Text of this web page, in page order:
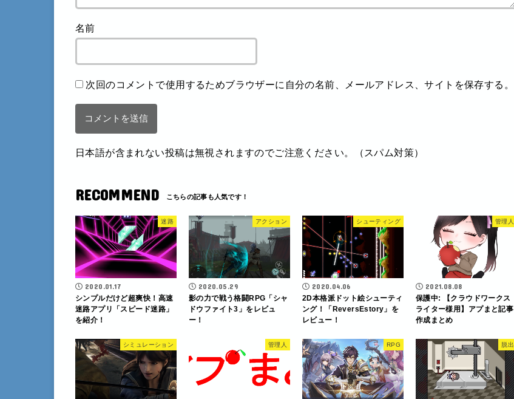
名前
次回のコメントで使用するためブラウザーに自分の名前、メールアドレス、サイトを保存する。
日本語が含まれない投稿は無視されますのでご注意ください。（スパム対策）
RECOMMEND
迷路
2020.01.17
シンプルだけど超爽快！高速
迷路アプリ「スピード迷路」
を紹介！
アクション
2020.05.29
影の力で戦う格闘RPG「シャ
ドウファイト3」をレビュ
ー！
シューティング
2020.04.06
2D本格派ドット絵シューティ
ング！「ReversEstory」を
レビュー！
管理人
2021.08.08
保護中: 【クラウドワークス
ライター様用】アプまと記事
作成まとめ
シミュレーション 管理人 RPG 脱出